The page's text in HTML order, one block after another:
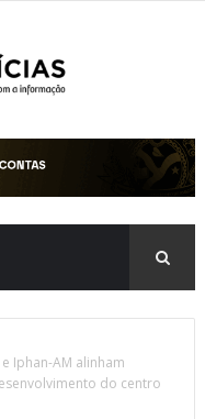
Iphan-AM alinham
do centro